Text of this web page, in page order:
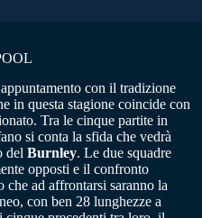
con il tradizione
in questa stagione coincide con
Tra le cinque partite in
si conta la sfida che vedrà
del Burnley. Le due squadre
opposti e il confronto
che ad affrontarsi saranno la
con ben 28 lunghezze a